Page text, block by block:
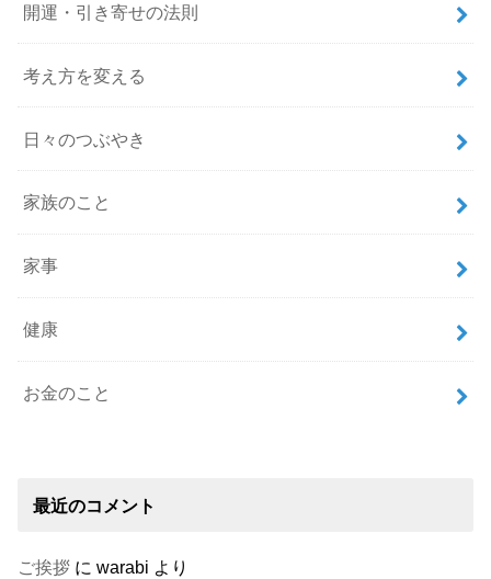
開運・引き寄せの法則
考え方を変える
日々のつぶやき
家族のこと
家事
健康
お金のこと
最近のコメント
ご挨拶 にwarabi より